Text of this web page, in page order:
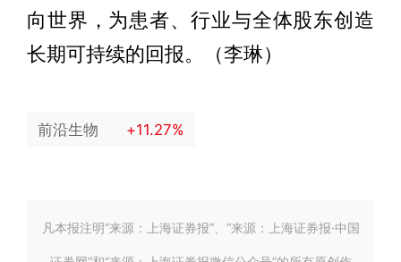
向世界，为患者、行业与全体股东创造
长期可持续的回报。（李琳）
前沿生物 +11.27%
凡本报注明“来源：上海证券报”、“来源：上海证券报·中国